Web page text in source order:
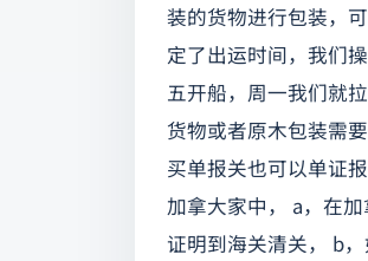
装的货物进行包装，
定了出运时间，我们
五开船，周一我们就
货物或者原木包装需
买单报关也可以单证
加拿大家中， a，在
证明到海关清关， b